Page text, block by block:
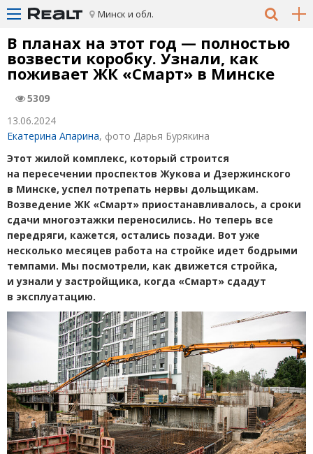
Минск и обл.
В планах на этот год — полностью
возвести коробку. Узнали, как
поживает ЖК «Смарт» в Минске
5309
13.06.2024
Екатерина Апарина, фото Дарья Бурякина
Этот жилой комплекс, который строится
на пересечении проспектов Жукова и Дзержинского
в Минске, успел потрепать нервы дольщикам.
Возведение ЖК «Смарт» приостанавливалось, а сроки
сдачи многоэтажки переносились. Но теперь все
передряги, кажется, остались позади. Вот уже
несколько месяцев работа на стройке идет бодрыми
темпами. Мы посмотрели, как движется стройка,
и узнали у застройщика, когда «Смарт» сдадут
в эксплуатацию.